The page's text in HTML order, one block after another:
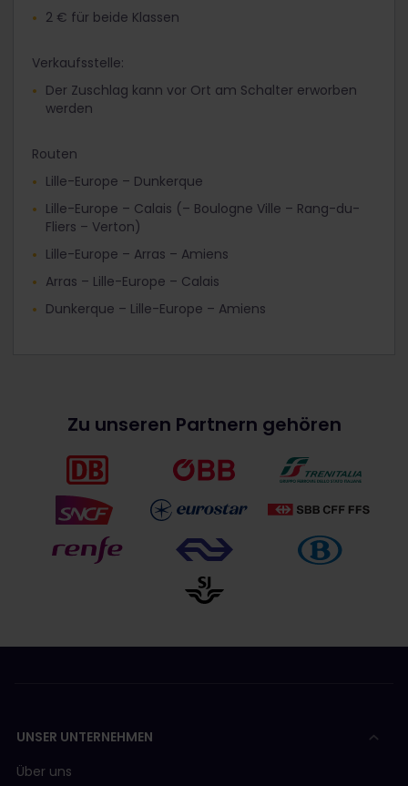
2 € für beide Klassen
Verkaufsstelle:
Der Zuschlag kann vor Ort am Schalter erworben
werden
Routen
Lille-Europe – Dunkerque
Lille-Europe – Calais (– Boulogne Ville – Rang-du-
Fliers – Verton)
Lille-Europe – Arras – Amiens
Arras – Lille-Europe – Calais
Dunkerque – Lille-Europe – Amiens
Zu unseren Partnern gehören
UNSER UNTERNEHMEN
Über uns